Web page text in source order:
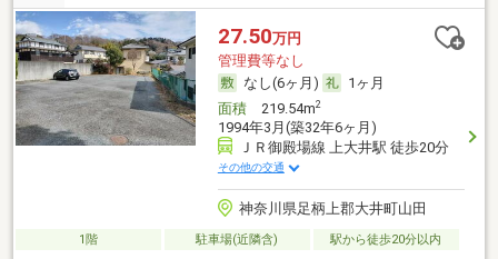
27.50万円
管理費等なし
なし(6ヶ月)
1ヶ月
面積219.54m2
1994年3月(築32年6ヶ月)
ＪＲ御殿場線 上大井駅 徒歩20分
その他の交通
神奈川県足柄上郡大井町山田
1階 駐車場(近隣含) 駅から徒歩20分以内